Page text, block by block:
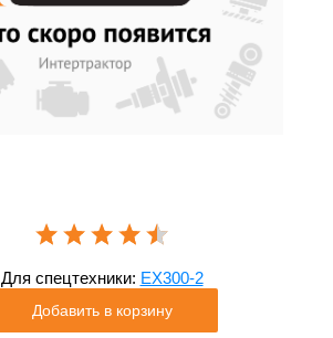
Для спецтехники: EX300-2
Добавить в корзину